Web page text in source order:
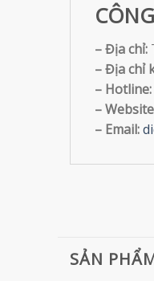
– Địa chỉ:
– Địa chỉ
– Hotline:
–
– Email:
SẢN